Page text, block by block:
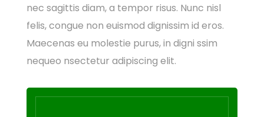
nec sagittis diam, a tempor risus. Nunc nisl
felis, congue non euismod dignissim id eros.
Maecenas eu molestie purus, in digni ssim
nequeo nsectetur adipiscing elit.